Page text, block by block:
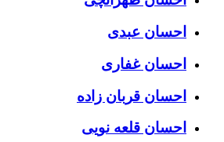
احسان عبدی
احسان غفاری
احسان قربان زاده
احسان قلعه نویی